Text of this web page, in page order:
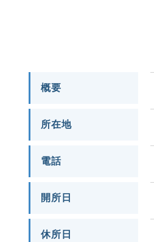
概要
所在地
電話
開所日
休所日